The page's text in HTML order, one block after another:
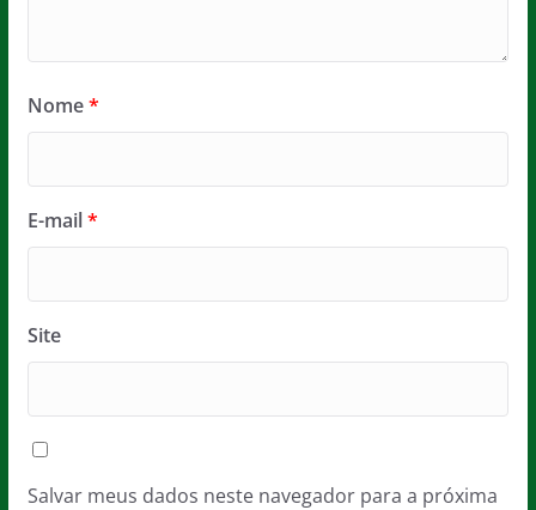
Nome*
E-mail*
Site
Salvar meus dados neste navegador para a próxima